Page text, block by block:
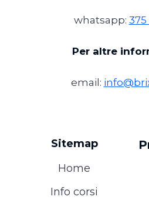
whatsapp: 375
Per altre
email:
Sitemap
Home
Info corsi